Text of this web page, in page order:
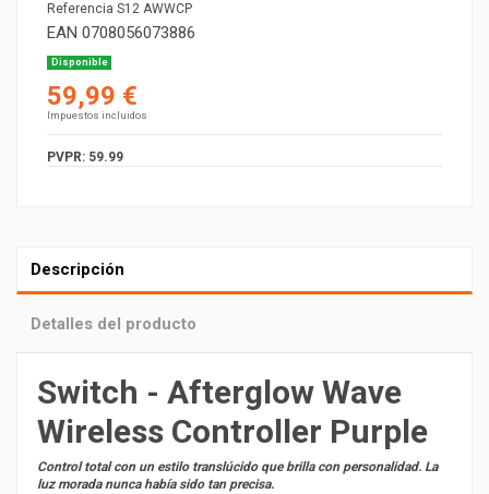
Referencia S12 AWWCP
EAN 0708056073886
Disponible
59,99 €
Impuestos incluidos
PVPR: 59.99
Descripción
Detalles del producto
Switch - Afterglow Wave
Wireless Controller Purple
Control total con un estilo translúcido que brilla con personalidad. La
luz morada nunca había sido tan precisa.